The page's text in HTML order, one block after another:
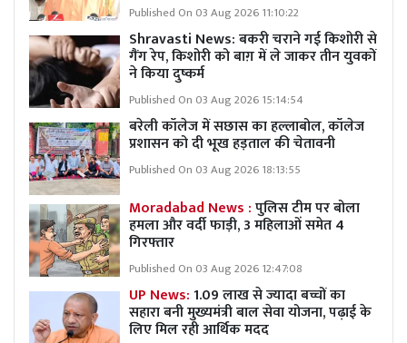
Published On 03 Aug 2026 11:10:22
Shravasti News: बकरी चराने गई किशोरी से
गैंग रेप, किशोरी को बाग़ में ले जाकर तीन युवकों
ने किया दुष्कर्म
Published On 03 Aug 2026 15:14:54
बरेली कॉलेज में सछास का हल्लाबोल, कॉलेज
प्रशासन को दी भूख हड़ताल की चेतावनी
Published On 03 Aug 2026 18:13:55
Moradabad News :पुलिस टीम पर बोला
हमला और वर्दी फाड़ी, 3 महिलाओं समेत 4
गिरफ्तार
Published On 03 Aug 2026 12:47:08
UP News:1.09 लाख से ज्यादा बच्चों का
सहारा बनी मुख्यमंत्री बाल सेवा योजना, पढ़ाई के
लिए मिल रही आर्थिक मदद